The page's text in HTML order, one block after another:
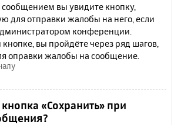
вы увидите кнопку,
для отправки жалобы на него, если
конференции.
вы пройдёте через ряд шагов,
оправки жалобы на сообщение.
«Сохранить» при